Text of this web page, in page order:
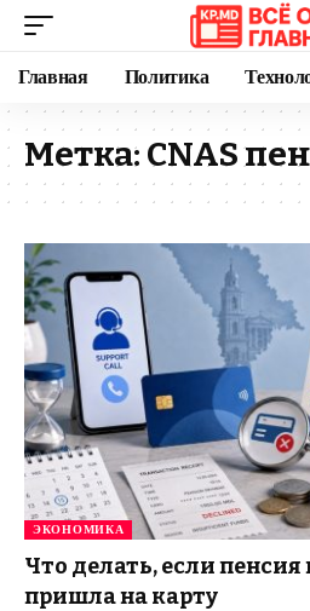
Главная Политика
Метка: CNAS
ЭКОНОМИКА
Что делать, если
пришла на карту